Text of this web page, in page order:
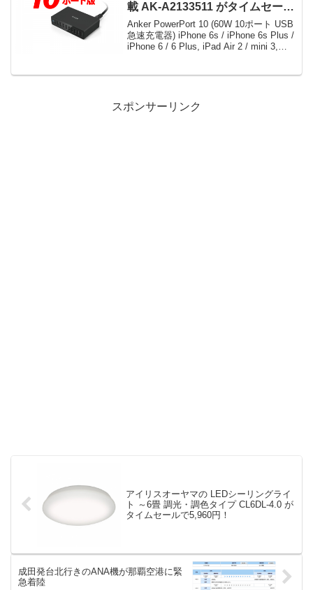
載 AK-A2133511 がタイムセール
で3,199円！
Anker PowerPort 10 (60W 10ポート USB
急速充電器) iPhone 6s / iPhone 6s Plus /
iPhone 6 / 6 Plus, iPad Air 2 / mini 3,
スポンサーリンク
アイリスオーヤマの LEDシーリングライ
ト ～6畳 調光・調色タイプ CL6DL-4.0 が
タイムセールで5,960円！
成田発台北行きのANA機が那覇空港に緊
急着陸